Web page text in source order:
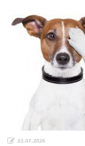
22.07.2026